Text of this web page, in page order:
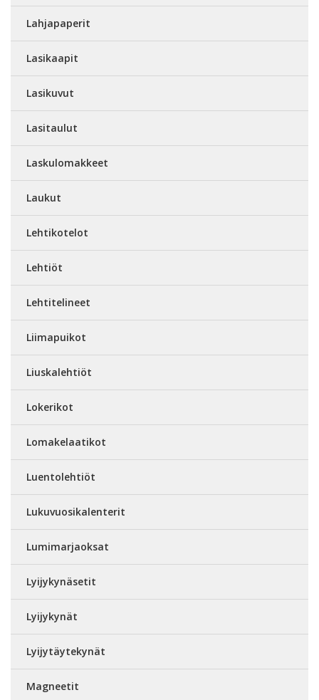
Lahjapaperit
Lasikaapit
Lasikuvut
Lasitaulut
Laskulomakkeet
Laukut
Lehtikotelot
Lehtiöt
Lehtitelineet
Liimapuikot
Liuskalehtiöt
Lokerikot
Lomakelaatikot
Luentolehtiöt
Lukuvuosikalenterit
Lumimarjaoksat
Lyijykynäsetit
Lyijykynät
Lyijytäytekynät
Magneetit